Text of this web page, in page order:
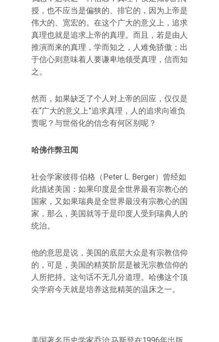
授，也不应当是偏狭的、排它的，因为上帝是
伟大的、宽宏的。在这个广大的意义上，追求
真理也就是追求上帝的真理。而且，若是由人
推演而来的真理，学而知之，人难免骄傲；出
于信心则意味着人要谦卑地领受真理，信而知
之。
然而，如果缺乏了个人对上帝的回应，仅仅是
在“广大的意义上”追求真理，人的追求向谁负
责呢？与世俗化的信念有何区别呢？
哈佛作弊丑闻
社会学家彼得·伯格（Peter L. Berger）曾经如
此描述美国：如果印度是全世界最有宗教心的
国家，又如果瑞典是全世界最没有宗教心的国
家，那么，美国就等于是印度人受到瑞典人的
统治。
他的意思是说，美国的底层大众是有宗教信仰
的，可是，美国的精英阶层是被无宗教信仰的
人所把持。这句话不无几分道理。哈佛这个顶
尖学府今天就是培养这批精英的温床之一。
美国著名历史学家乔治·马斯登在1996年出版